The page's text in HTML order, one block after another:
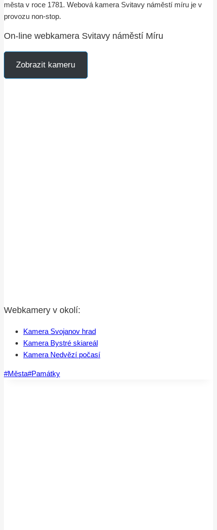
města v roce 1781. Webová kamera Svitavy náměstí míru je v
provozu non-stop.
On-line webkamera Svitavy náměstí Míru
Zobrazit kameru
Webkamery v okolí:
Kamera Svojanov hrad
Kamera Bystré skiareál
Kamera Nedvězí počasí
Štítky
#Města#Památky